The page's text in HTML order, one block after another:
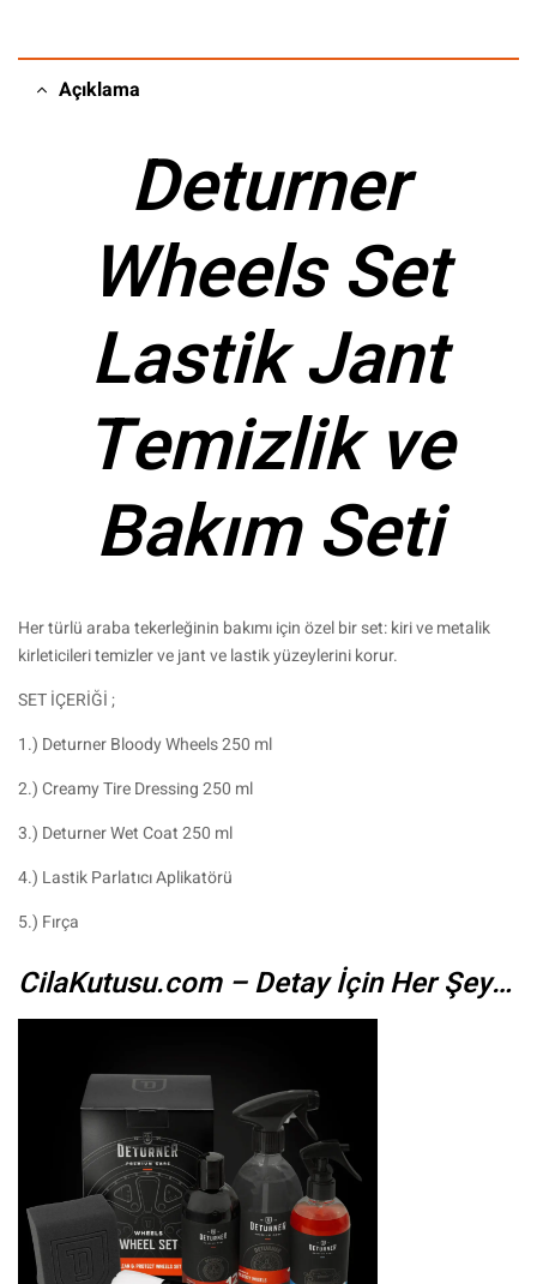
Açıklama
Deturner
Wheels Set
Lastik Jant
Temizlik ve
Bakım Seti
Her türlü araba tekerleğinin bakımı için özel bir set: kiri ve metalik
kirleticileri temizler ve jant ve lastik yüzeylerini korur.
SET İÇERİĞİ ;
1.) Deturner Bloody Wheels 250 ml
2.) Creamy Tire Dressing 250 ml
3.) Deturner Wet Coat 250 ml
4.) Lastik Parlatıcı Aplikatörü
5.) Fırça
CilaKutusu.com – Detay İçin Her Şey…